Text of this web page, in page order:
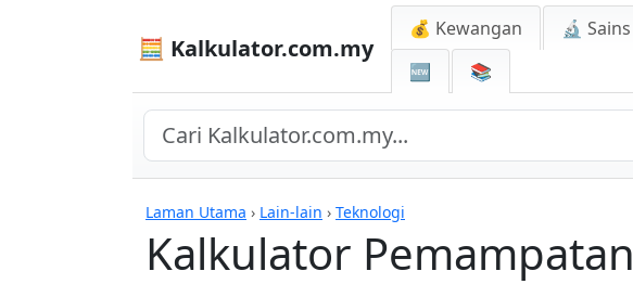
🧮 Kalkulator.com.my
💰 Kewangan 🔬 Sains
🆕
📚
Laman Utama › Lain-lain › Teknologi
Kalkulator Pemampatan
Kalkulator